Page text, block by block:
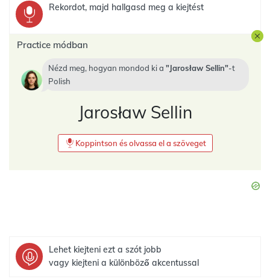
Rekordot, majd hallgasd meg a kiejtést
Practice módban
Nézd meg, hogyan mondod ki a Jarosław Sellin -t
Polish
Jarosław Sellin
Koppintson és olvassa el a szöveget
Lehet kiejteni ezt a szót jobb
vagy kiejteni a különböző akcentussal